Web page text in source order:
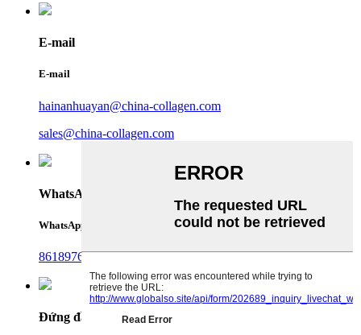
E-mail
E-mail
hainanhuayan@china-collagen.com
sales@china-collagen.com
WhatsApp
WhatsApp
8618976999719
Đứng đầu